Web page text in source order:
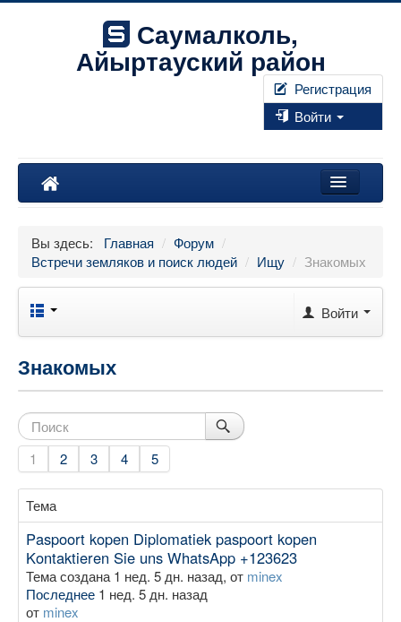
Саумалколь,
Айыртауский район
Регистрация
Войти
Форум
Фотографии
Искать...
Вы здесь: Главная / Форум /
Встречи земляков и поиск людей / Ищу / Знакомых
Войти
Знакомых
1 2 3 4 5
Тема
Paspoort kopen Diplomatiek paspoort kopen
Kontaktieren Sie uns WhatsApp +123623
Тема создана 1 нед. 5 дн. назад, от minex
Последнее 1 нед. 5 дн. назад
от minex